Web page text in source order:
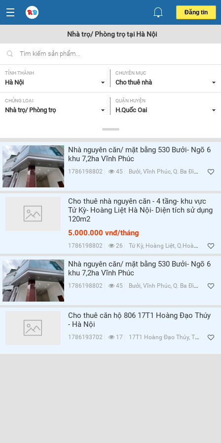
Đăng tin
Nhà trọ/ Phòng trọ tại Hà Nội
TỈNH THÀNH
Hà Nội
CHUYÊN MỤC
Cho thuê nhà
CHỦNG LOẠI
Nhà trọ/ Phòng trọ
QUẬN HUYỆN
H.Quốc Oai
Tất cả
TIỆN ÍCH
Tất cả
Nhà nguyên căn/ mặt bằng 530 Bưởi- Ngõ 6
khu 7,2ha Vĩnh Phúc
1786198802 45 Bưởi, Vĩnh Phúc, Q. Ba Đình, Hà Nội
Cho thuê nhà nguyên căn - 4 tầng- khu vực
Tứ Kỳ- Hoàng Liệt Hà Nội- Diện tích sử dụng
120m2
5.000.000 vnđ/tháng
1786198802 26 Tứ Kỳ, Hoàng Liệt, Q.Hoàng Mai, Hà Nội
Nhà nguyên căn/ mặt bằng 530 Bưởi- Ngõ 6
khu 7,2ha Vĩnh Phúc
1786198802 45 Bưởi, Vĩnh Phúc, Q. Ba Đình, Hà Nội
Cho thuê căn hộ 806 17T1 Hoàng Đạo Thúy
- Hà Nội
1786193702 17 17T1 Hoàng Đạo Thúy, Trung Hòa, Q.Cầu Giấy, Hà Nội